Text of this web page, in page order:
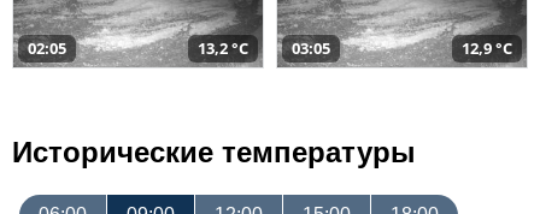
02:05 13,2 °C 03:05 12,9 °C
Исторические температуры